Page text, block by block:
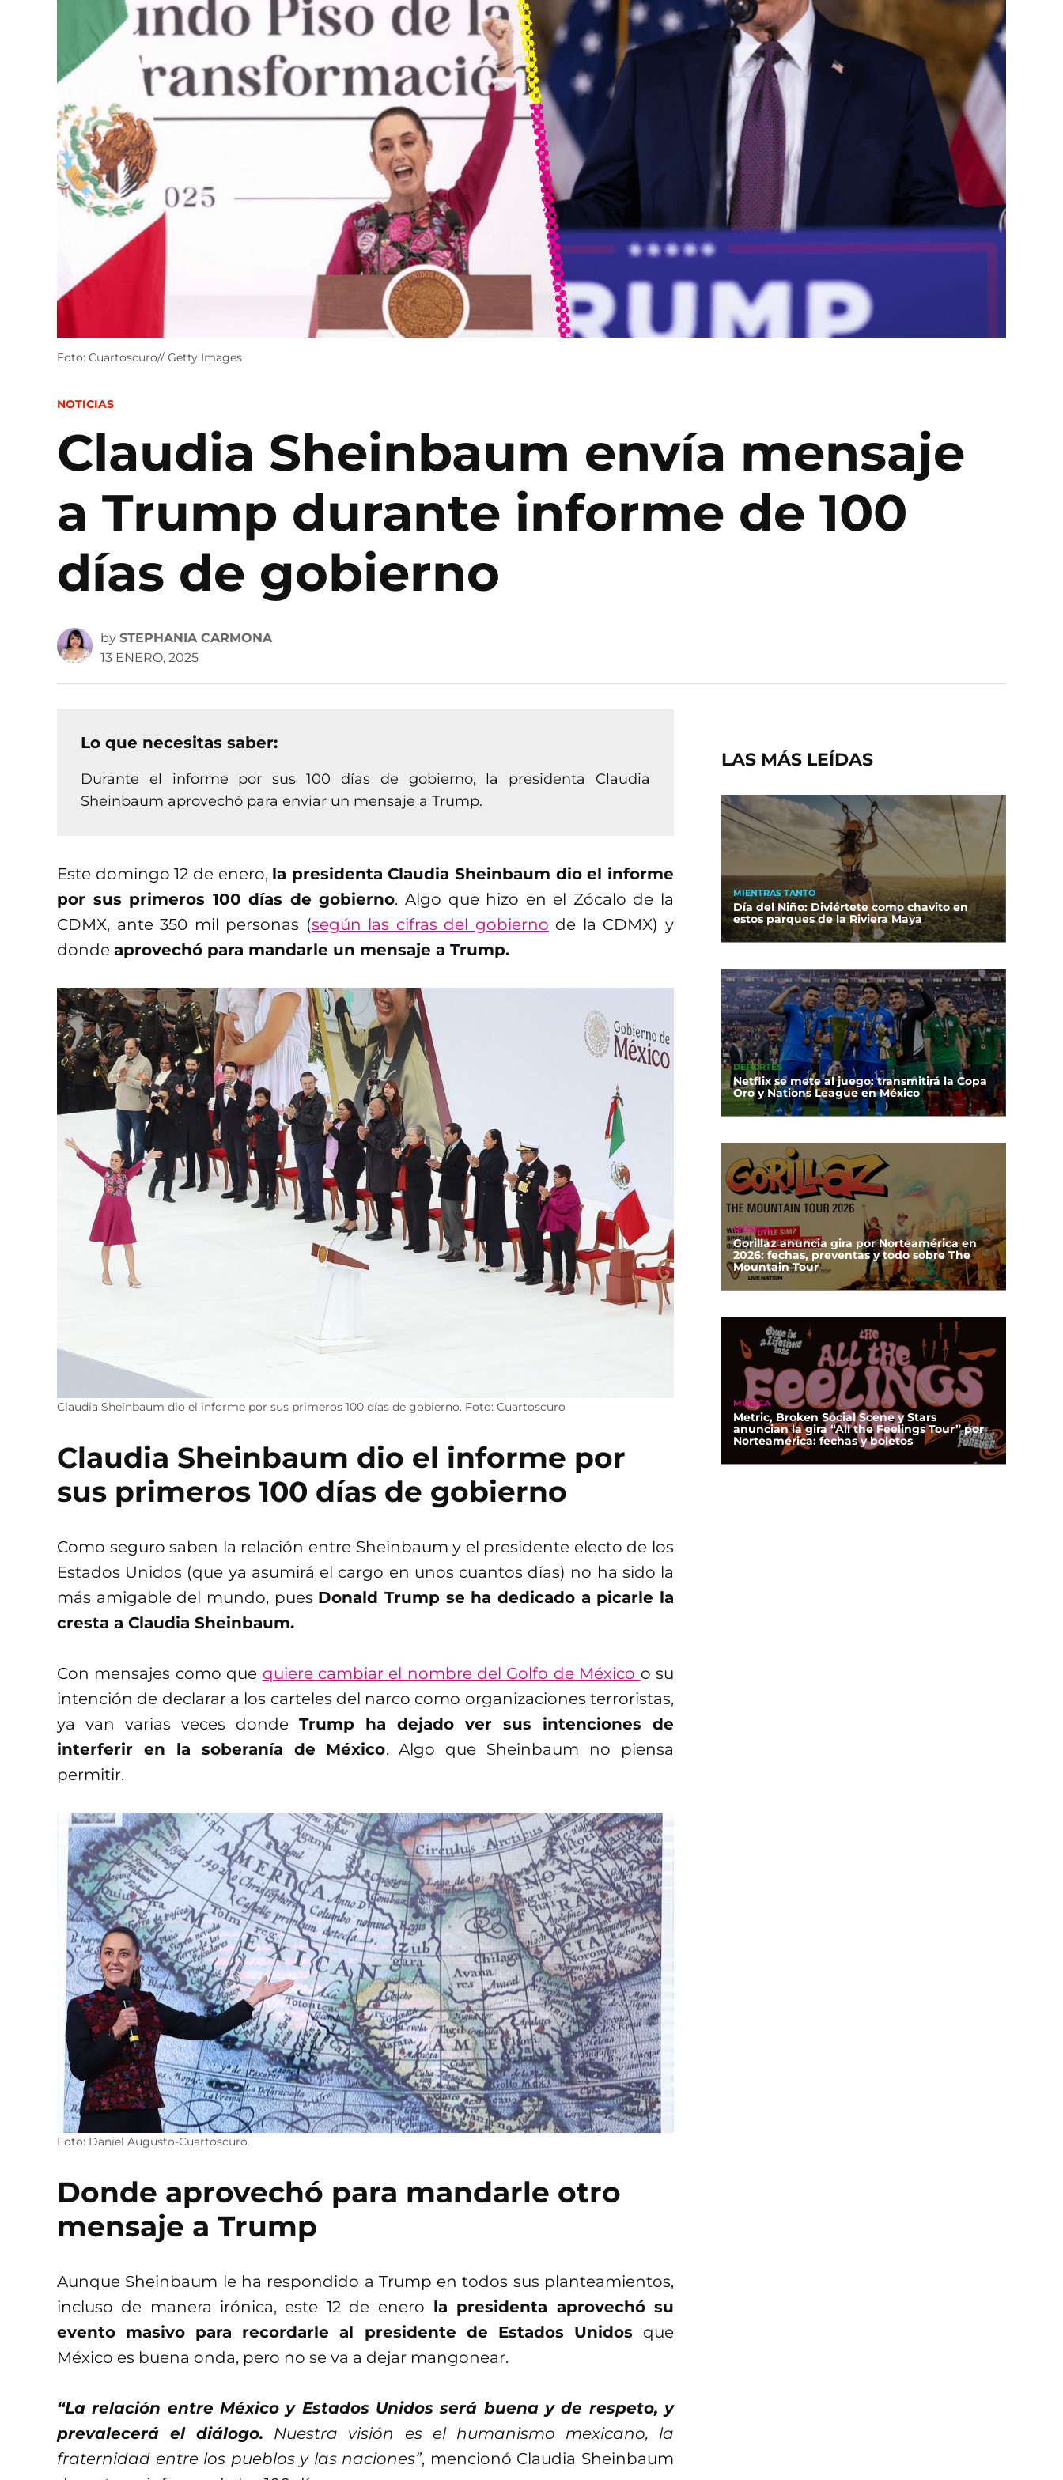
Foto: Cuartoscuro// Getty Images
POSTED
NOTICIAS
Claudia Sheinbaum envía mensaje
a Trump durante informe de 100
días de gobierno
by STEPHANIA CARMONA
13 ENERO, 2025
Lo que necesitas saber:
Durante el informe por sus 100 días de gobierno, la presidenta Claudia
Sheinbaum aprovechó para enviar un mensaje a Trump.
Este domingo 12 de enero, la presidenta Claudia Sheinbaum dio el informe
por sus primeros 100 días de gobierno. Algo que hizo en el Zócalo de la
CDMX, ante 350 mil personas (según las cifras del gobierno de la CDMX) y
donde aprovechó para mandarle un mensaje a Trump.
Claudia Sheinbaum dio el informe por sus primeros 100 días de gobierno. Foto: Cuartoscuro
Claudia Sheinbaum dio el informe por
sus primeros 100 días de gobierno
Como seguro saben la relación entre Sheinbaum y el presidente electo de los
Estados Unidos (que ya asumirá el cargo en unos cuantos días) no ha sido la
más amigable del mundo, pues Donald Trump se ha dedicado a picarle la
cresta a Claudia Sheinbaum.
Con mensajes como que quiere cambiar el nombre del Golfo de México o su
intención de declarar a los carteles del narco como organizaciones terroristas,
ya van varias veces donde Trump ha dejado ver sus intenciones de
interferir en la soberanía de México. Algo que Sheinbaum no piensa
permitir.
Foto: Daniel Augusto-Cuartoscuro.
Donde aprovechó para mandarle otro
mensaje a Trump
Aunque Sheinbaum le ha respondido a Trump en todos sus planteamientos,
incluso de manera irónica, este 12 de enero la presidenta aprovechó su
evento masivo para recordarle al presidente de Estados Unidos que
México es buena onda, pero no se va a dejar mangonear.
“La relación entre México y Estados Unidos será buena y de respeto, y
prevalecerá el diálogo. Nuestra visión es el humanismo mexicano, la
fraternidad entre los pueblos y las naciones”, mencionó Claudia Sheinbaum
LAS MÁS LEÍDAS
MIENTRAS TANTO
Día del Niño: Diviértete como chavito en
estos parques de la Riviera Maya
DEPORTES
Netflix se mete al juego: transmitirá la Copa
Oro y Nations League en México
MÚSICA
Gorillaz anuncia gira por Norteamérica en
2026: fechas, preventas y todo sobre The
Mountain Tour
MÚSICA
Metric, Broken Social Scene y Stars
anuncian la gira “All the Feelings Tour” por
Norteamérica: fechas y boletos